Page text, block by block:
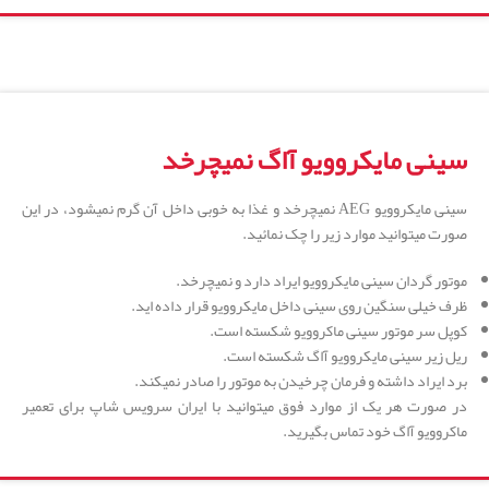
سینی مایکروویو آاگ نمیچرخد
سینی مایکروویو AEG نمیچرخد و غذا به خوبی داخل آن گرم نمیشود، در این
صورت میتوانید موارد زیر را چک نمائید.
موتور گردان سینی مایکروویو ایراد دارد و نمیچرخد.
ظرف خیلی سنگین روی سینی داخل مایکروویو قرار داده اید.
کوپل سر موتور سینی ماکروویو شکسته است.
ریل زیر سینی مایکروویو آاگ شکسته است.
برد ایراد داشته و فرمان چرخیدن به موتور را صادر نمیکند.
در صورت هر یک از موارد فوق میتوانید با ایران سرویس شاپ برای تعمیر
ماکروویو آاگ خود تماس بگیرید.